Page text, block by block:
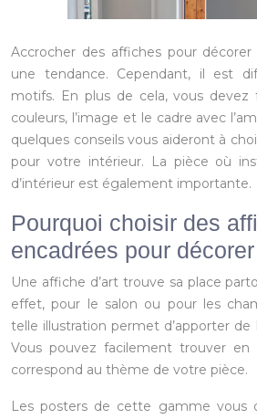
Accrocher des affiches pour décorer
une tendance. Cependant, il est
motifs. En plus de cela, vous devez
couleurs, l’image et le cadre avec
quelques conseils vous aideront à
pour votre intérieur. La pièce où
d’intérieur est également importante.
Pourquoi choisir des
encadrées pour
Une affiche d’art trouve sa place
effet, pour le salon ou pour les
telle illustration permet d’apporter de
Vous pouvez facilement trouver en
correspond au thème de votre pièce.
Les posters de cette gamme vous